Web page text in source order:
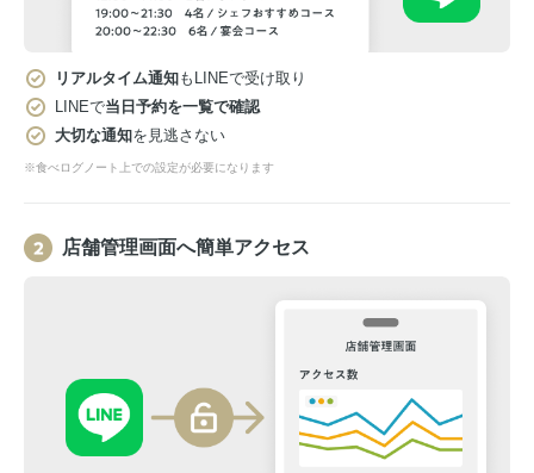
リアルタイム通知もLINEで受け取り
LINEで当日予約を一覧で確認
大切な通知を見逃さない
※食べログノート上での設定が必要になります
店舗管理画面へ簡単アクセス